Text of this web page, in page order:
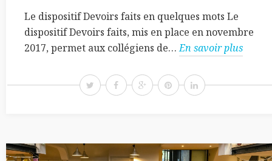
Le dispositif Devoirs faits en quelques mots Le
dispositif Devoirs faits, mis en place en novembre
2017, permet aux collégiens de…En savoir plus